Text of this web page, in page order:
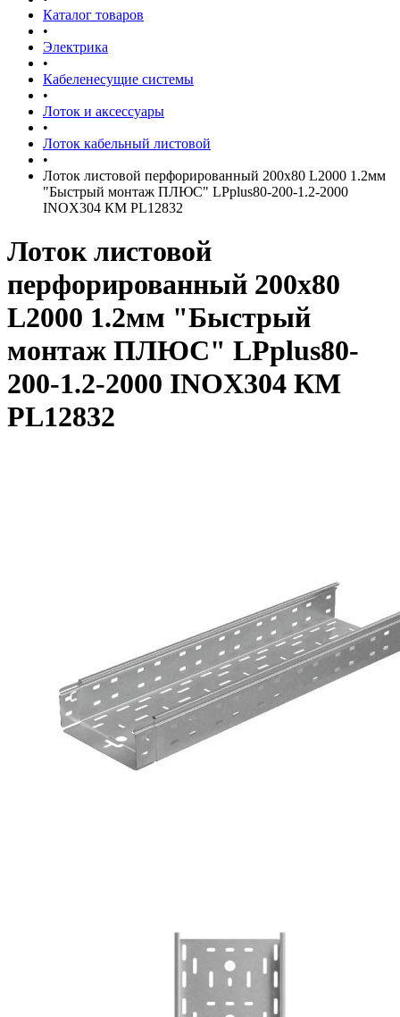
Каталог товаров
•
Электрика
•
Кабеленесущие системы
•
Лоток и аксессуары
•
Лоток кабельный листовой
•
Лоток листовой перфорированный 200х80 L2000 1.2мм
"Быстрый монтаж ПЛЮС" LPplus80-200-1.2-2000
INOX304 КМ PL12832
Лоток листовой
перфорированный 200х80
L2000 1.2мм "Быстрый
монтаж ПЛЮС" LPplus80-
200-1.2-2000 INOX304 КМ
PL12832